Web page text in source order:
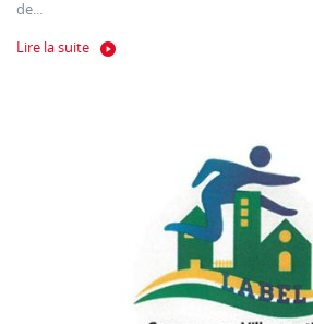
de...
Lire la suite